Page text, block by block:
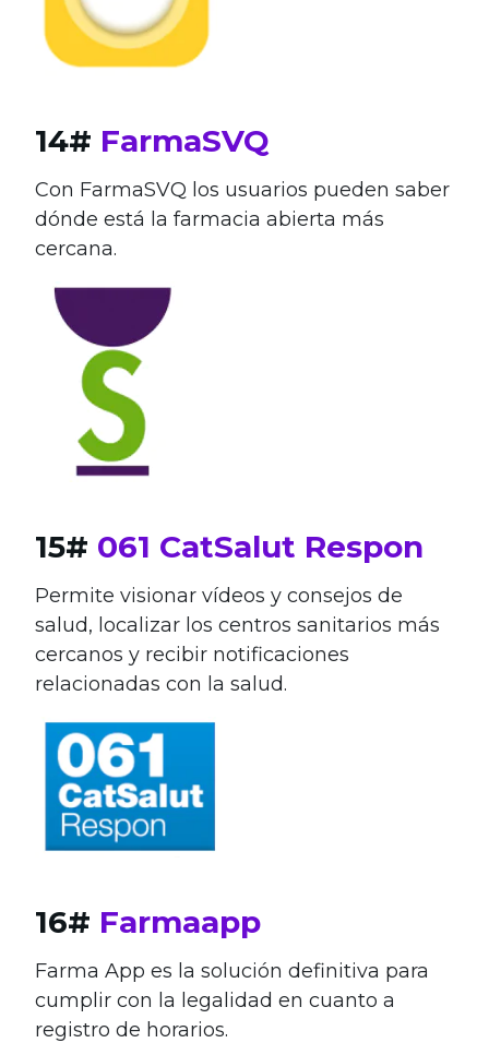
14# FarmaSVQ
Con FarmaSVQ los usuarios pueden saber
dónde está la farmacia abierta más
cercana.
15# 061 CatSalut Respon
Permite visionar vídeos y consejos de
salud, localizar los centros sanitarios más
cercanos y recibir notificaciones
relacionadas con la salud.
16# Farmaapp
Farma App es la solución definitiva para
cumplir con la legalidad en cuanto a
registro de horarios.